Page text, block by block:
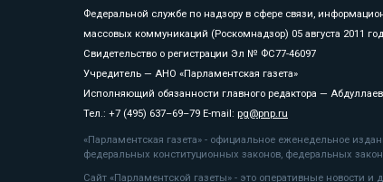
Федеральной службе по надзору в сфере связи,
массовых коммуникаций (Роскомнадзор) 05 августа 2011
Свидетельство о регистрации Эл № ФС77-46097
Учредитель — АНО «Парламентская газета»
Исполняющий обязанности главного редактора —
Тел.: +7 (495) 637–69–79 E-mail: pg@pnp.ru
«Парламентская газета» - официальное еженедельное
федеральных конституционных законов, федеральных
Сайт «Парламентской газеты» - это оперативные новости